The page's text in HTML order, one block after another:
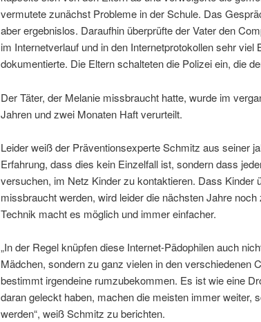
vermutete zunächst Probleme in der Schule. Das
aber ergebnislos. Daraufhin überprüfte der Vater den
im Internetverlauf und in den Internetprotokollen sehr viel
dokumentierte. Die Eltern schalteten die Polizei ein, die
Der Täter, der Melanie missbraucht hatte, wurde im
Jahren und zwei Monaten Haft verurteilt.
Leider weiß der Präventionsexperte Schmitz aus seiner
Erfahrung, dass dies kein Einzelfall ist, sondern dass
versuchen, im Netz Kinder zu kontaktieren. Dass Kinder
missbraucht werden, wird leider die nächsten Jahre
Technik macht es möglich und immer einfacher.
„In der Regel knüpfen diese Internet-Pädophilen auch
Mädchen, sondern zu ganz vielen in den verschiedenen
bestimmt irgendeine rumzubekommen. Es ist wie eine
daran geleckt haben, machen die meisten immer weiter,
werden“, weiß Schmitz zu berichten.